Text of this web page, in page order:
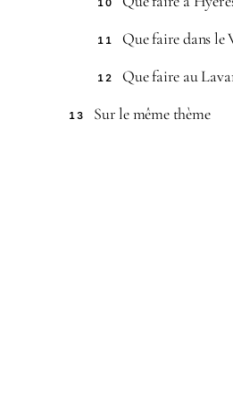
10
11 Que faire dans le
12 Que faire au
13 Sur le même thème